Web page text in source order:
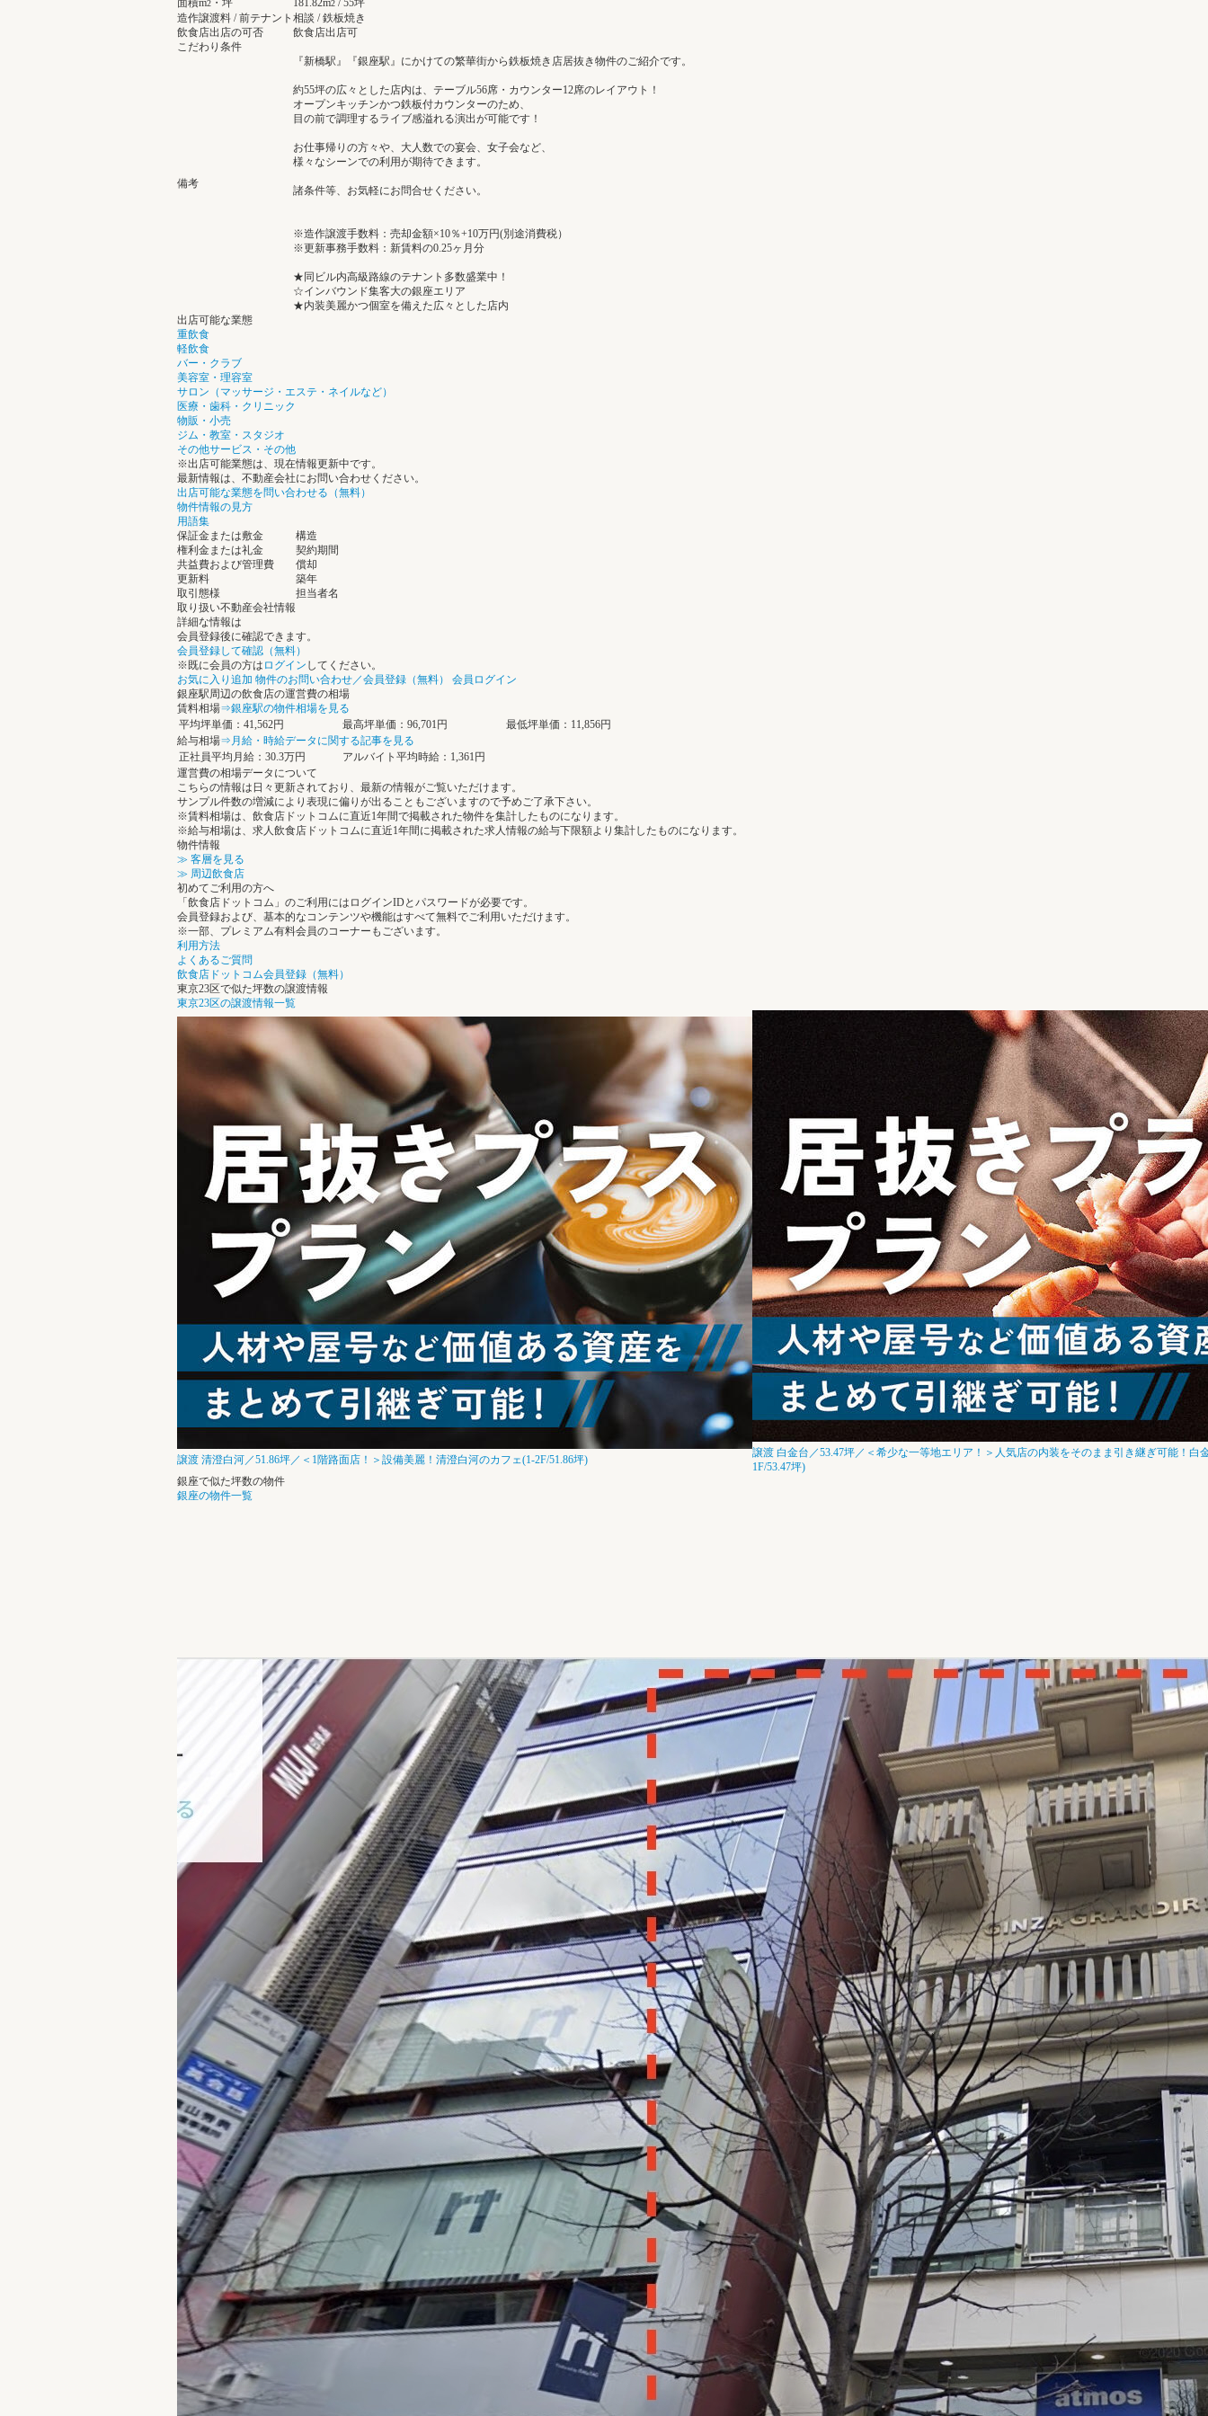
面積m2 ・坪 181.82m2 / 55坪
造作譲渡料 / 前テナント 相談 / 鉄板焼き
飲食店出店の可否
飲食店出店可
こだわり条件
備考
『新橋駅』『銀座駅』にかけての繁華街から鉄板焼き店居抜き物件のご紹介です。
約55坪の広々とした店内は、テーブル56席・カウンター12席のレイアウト！
オープンキッチンかつ鉄板付カウンターのため、
目の前で調理するライブ感溢れる演出が可能です！
お仕事帰りの方々や、大人数での宴会、女子会など、
様々なシーンでの利用が期待できます。
諸条件等、お気軽にお問合せください。
※造作譲渡手数料：売却金額×10％+10万円(別途消費税）
※更新事務手数料：新賃料の0.25ヶ月分
★同ビル内高級路線のテナント多数盛業中！
☆インバウンド集客大の銀座エリア
★内装美麗かつ個室を備えた広々とした店内
出店可能な業態
重飲食
軽飲食
バー・クラブ
美容室・理容室
サロン（マッサージ・エステ・ネイルなど）
医療・歯科・クリニック
物販・小売
ジム・教室・スタジオ
その他サービス・その他
※出店可能業態は、現在情報更新中です。
最新情報は、不動産会社にお問い合わせください。
出店可能な業態を問い合わせる（無料）
物件情報の見方
用語集
保証金または敷金
構造
権利金または礼金
契約期間
共益費および管理費
償却
更新料
築年
取引態様
担当者名
取り扱い不動産会社情報
詳細な情報は
会員登録後に確認できます。
会員登録して確認（無料）
※既に会員の方は ログイン してください。
お気に入り追加 物件のお問い合わせ／会員登録（無料）
会員ログイン
銀座駅周辺の飲食店の運営費の相場
賃料相場⇒銀座駅の物件相場を見る
平均坪単価：41,562円
最高坪単価：96,701円
最低坪単価：11,856円
給与相場⇒月給・時給データに関する記事を見る
正社員平均月給：30.3万円
アルバイト平均時給：1,361円
運営費の相場データについて
こちらの情報は日々更新されており、最新の情報がご覧いただけます。
サンプル件数の増減により表現に偏りが出ることもございますので予めご了承下さい。
※賃料相場は、飲食店ドットコムに直近1年間で掲載された物件を集計したものになります。
※給与相場は、求人飲食店ドットコムに直近1年間に掲載された求人情報の給与下限額より集計したものになります。
物件情報
≫ 客層を見る
≫ 周辺飲食店
初めてご利用の方へ
「飲食店ドットコム」のご利用にはログインIDとパスワードが必要です。
会員登録および、基本的なコンテンツや機能はすべて無料でご利用いただけます。
※一部、プレミアム有料会員のコーナーもございます。
利用方法
よくあるご質問
飲食店ドットコム会員登録（無料）
東京23区で似た坪数の譲渡情報
東京23区の譲渡情報一覧
譲渡 清澄白河／51.86坪／＜1階路面店！＞設備美麗！清澄白河のカフェ(1-2F/51.86坪)
譲渡 白金台／53.47坪／＜希少な一等地エリア！＞人気店の内装をそのまま引き継ぎ可能！白
1F/53.47坪)
銀座で似た坪数の物件
銀座の物件一覧